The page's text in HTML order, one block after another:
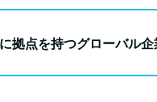
拠点を持つグローバル